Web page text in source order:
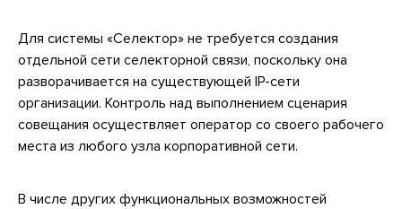
Для системы «Селектор» не требуется создания
отдельной сети селекторной связи, поскольку она
разворачивается на существующей IP-сети
организации. Контроль над выполнением сценария
совещания осуществляет оператор со своего рабочего
места из любого узла корпоративной сети.
В числе других функциональных возможностей